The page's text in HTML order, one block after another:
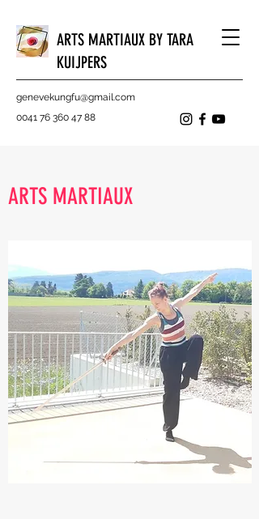
ARTS MARTIAUX BY TARA
KUIJPERS
genevekungfu@gmail.com
0041 76 360 47 88
ARTS MARTIAUX